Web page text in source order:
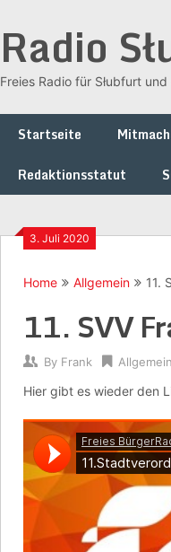
Radio
Freies Radio für Słubfurt und
Startseite
Redaktionsstatut
3. Juli 2020
Home Allgemein 11.
11. SVV
By Frank Allgemein
Hier gibt es wieder den